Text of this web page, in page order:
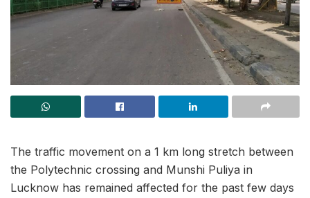
The traffic movement on a 1 km long stretch between
the Polytechnic crossing and Munshi Puliya in
Lucknow has remained affected for the past few days